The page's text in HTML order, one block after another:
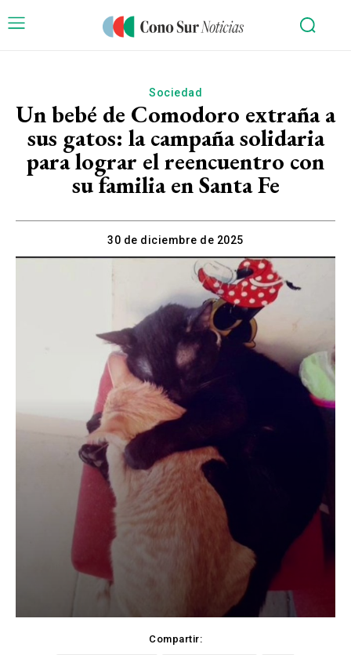
Sociedad
Un bebé de Comodoro extraña a
sus gatos: la campaña solidaria
para lograr el reencuentro con
su familia en Santa Fe
30 de diciembre de 2025
Compartir: